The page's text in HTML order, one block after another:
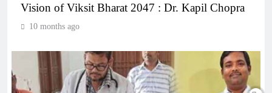
Vision of Viksit Bharat 2047 : Dr. Kapil Chopra
10 months ago